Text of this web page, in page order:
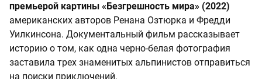
премьерой картины «Безгрешность мира» (2022)
американских авторов Ренана Озтюрка и Фредди
Уилкинсона. Документальный фильм рассказывает
историю о том, как одна черно-белая фотография
заставила трех знаменитых альпинистов отправиться
на поиски приключений.